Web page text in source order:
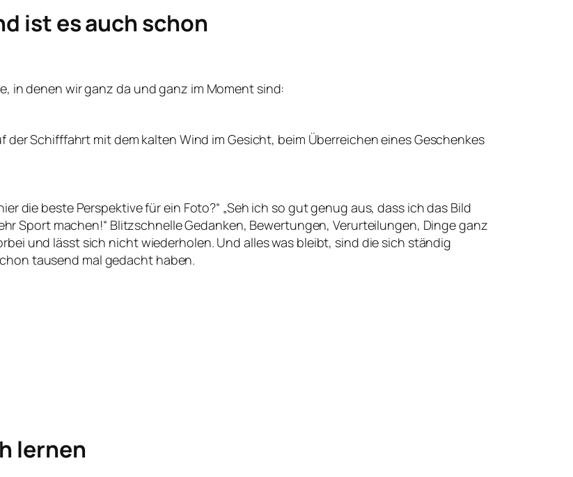
ist es auch schon
in denen wir ganz da und ganz im Moment sind:
Schifffahrt mit dem kalten Wind im Gesicht, beim Überreichen eines Geschenkes
die beste Perspektive für ein Foto?“ „Seh ich so gut genug aus, dass ich das Bild
Sport machen!“ Blitzschnelle Gedanken, Bewertungen, Verurteilungen, Dinge ganz
und lässt sich nicht wiederholen. Und alles was bleibt, sind die sich ständig
tausend mal gedacht haben.
lernen